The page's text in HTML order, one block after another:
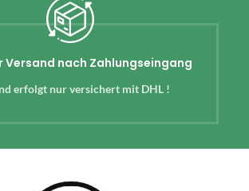
Versand nach Zahlungseingang
erfolgt nur versichert mit DHL !